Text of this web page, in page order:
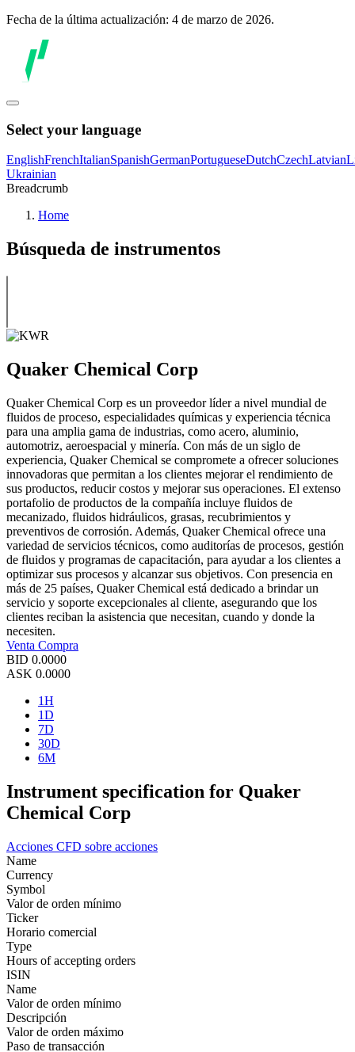
Fecha de la última actualización: 4 de marzo de 2026.
Select your language
EnglishFrenchItalianSpanishGermanPortugueseDutchCzechLatvian
Ukrainian
Breadcrumb
Home
Búsqueda de instrumentos
Quaker Chemical Corp
Quaker Chemical Corp es un proveedor líder a nivel mundial de
fluidos de proceso, especialidades químicas y experiencia técnica
para una amplia gama de industrias, como acero, aluminio,
automotriz, aeroespacial y minería. Con más de un siglo de
experiencia, Quaker Chemical se compromete a ofrecer soluciones
innovadoras que permitan a los clientes mejorar el rendimiento de
sus productos, reducir costos y mejorar sus operaciones. El extenso
portafolio de productos de la compañía incluye fluidos de
mecanizado, fluidos hidráulicos, grasas, recubrimientos y
preventivos de corrosión. Además, Quaker Chemical ofrece una
variedad de servicios técnicos, como auditorías de procesos, gestión
de fluidos y programas de capacitación, para ayudar a los clientes a
optimizar sus procesos y alcanzar sus objetivos. Con presencia en
más de 25 países, Quaker Chemical está dedicado a brindar un
servicio y soporte excepcionales al cliente, asegurando que los
clientes reciban la asistencia que necesitan, cuando y donde la
necesiten.
Venta Compra
BID 0.0000
ASK 0.0000
1H
1D
7D
30D
6M
Instrument specification for Quaker
Chemical Corp
Acciones CFD sobre acciones
Name
Currency
Symbol
Valor de orden mínimo
Ticker
Horario comercial
Type
Hours of accepting orders
ISIN
Name
Valor de orden mínimo
Descripción
Valor de orden máximo
Paso de transacción